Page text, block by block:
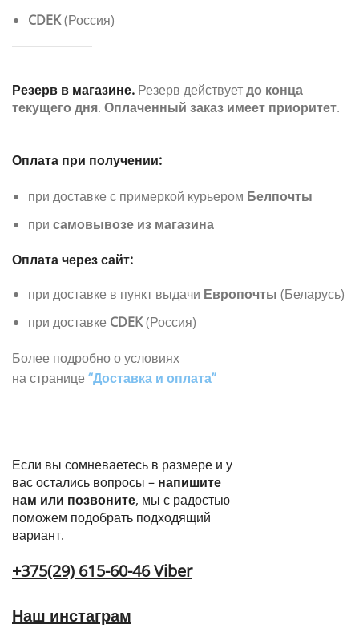
CDEK(Россия)
Резерв в магазине. Резерв действуетдо конца
текущего дня. Оплаченный заказ имеет приоритет.
Оплата при получении:
при доставке с примеркой курьером Белпочты
при самовывозе из магазина
Оплата через сайт:
при доставке в пункт выдачи Европочты (Беларусь)
при доставке CDEK(Россия)
Более подробно о условиях
на странице “Доставка и оплата”
Если вы сомневаетесь в размере и у
вас остались вопросы – напишите
нам или позвоните, мы с радостью
поможем подобрать подходящий
вариант.
+375(29) 615-60-46 Viber
Наш инстаграм